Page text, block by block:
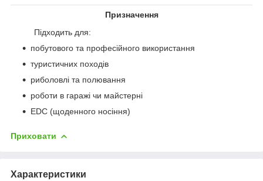
Призначення
Підходить для:
побутового та професійного використання
туристичних походів
риболовлі та полювання
роботи в гаражі чи майстерні
EDC (щоденного носіння)
Приховати
Характеристики